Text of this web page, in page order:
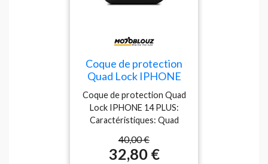
installer et à retirer
Coque de protection
Quad Lock IPHONE
14 PLUS Noir
Coque de protection Quad
Lock IPHONE 14 PLUS:
Caractéristiques: Quad
coque pour IPHONE 14
PLUS :Coque mince et
40,00 €
32,80 €